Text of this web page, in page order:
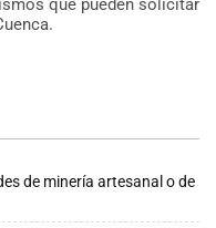
que pueden solicitar
de minería artesanal o de